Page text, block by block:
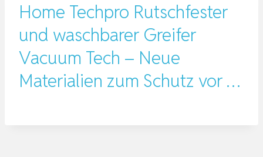
Home Techpro Rutschfester
und waschbarer Greifer
Vacuum Tech – Neue
Materialien zum Schutz vor …